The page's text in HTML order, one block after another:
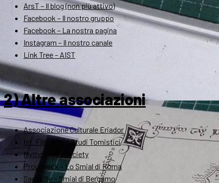
ArsT – Il blog (non più attivo)
Facebook – Il nostro gruppo
Facebook – La nostra pagina
Instagram – Il nostro canale
Link Tree – AIST
2) Altre associazioni
Associazione Culturale Eriador
Ist. Filosofico Studi Tomistici
Mythopoeic Society
Proudneck – Lo Smial di Roma
Sackville – Smial di Bergamo